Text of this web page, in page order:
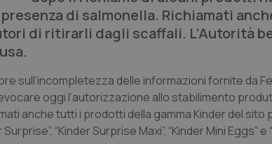
di salmonella. Richiamati
di ritirarli dagli scaffali. L’Autorità
sull’incompletezza delle informazioni fornite da
oggi l’autorizzazione allo stabilimento
anche tutti i prodotti della gamma Kinder del
“Kinder Surprise Maxi”, “Kinder Mini Eggs” e